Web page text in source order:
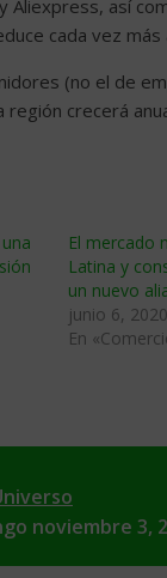
Aliexpress, así
cada vez más
(no el de
región crecerá
El mercado
Latina y
un nuevo
junio 6, 2020
En
noviembre 3,